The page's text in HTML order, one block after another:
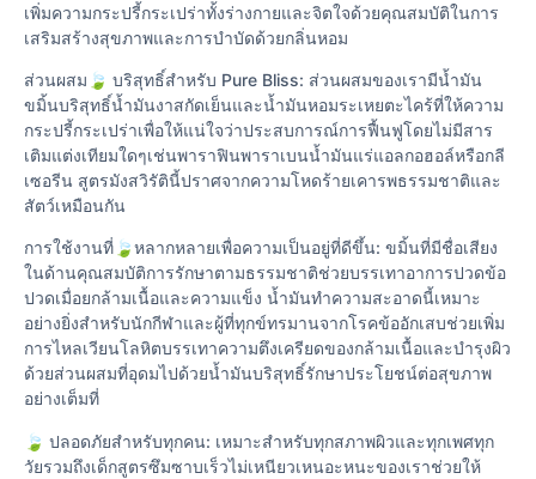
เพิ่มความกระปรี้กระเปร่าทั้งร่างกายและจิตใจด้วยคุณสมบัติในการ
เสริมสร้างสุขภาพและการบำบัดด้วยกลิ่นหอม
ส่วนผสม🍃 บริสุทธิ์สำหรับ Pure Bliss: ส่วนผสมของเรามีน้ำมัน
ขมิ้นบริสุทธิ์น้ำมันงาสกัดเย็นและน้ำมันหอมระเหยตะไคร้ที่ให้ความ
กระปรี้กระเปร่าเพื่อให้แน่ใจว่าประสบการณ์การฟื้นฟูโดยไม่มีสาร
เติมแต่งเทียมใดๆเช่นพาราฟินพาราเบนน้ำมันแร่แอลกอฮอล์หรือกลี
เซอรีน สูตรมังสวิรัตินี้ปราศจากความโหดร้ายเคารพธรรมชาติและ
สัตว์เหมือนกัน
การใช้งานที่🍃หลากหลายเพื่อความเป็นอยู่ที่ดีขึ้น: ขมิ้นที่มีชื่อเสียง
ในด้านคุณสมบัติการรักษาตามธรรมชาติช่วยบรรเทาอาการปวดข้อ
ปวดเมื่อยกล้ามเนื้อและความแข็ง น้ำมันทำความสะอาดนี้เหมาะ
อย่างยิ่งสำหรับนักกีฬาและผู้ที่ทุกข์ทรมานจากโรคข้ออักเสบช่วยเพิ่ม
การไหลเวียนโลหิตบรรเทาความตึงเครียดของกล้ามเนื้อและบำรุงผิว
ด้วยส่วนผสมที่อุดมไปด้วยน้ำมันบริสุทธิ์รักษาประโยชน์ต่อสุขภาพ
อย่างเต็มที่
🍃 ปลอดภัยสำหรับทุกคน: เหมาะสำหรับทุกสภาพผิวและทุกเพศทุก
วัยรวมถึงเด็กสูตรซึมซาบเร็วไม่เหนียวเหนอะหนะของเราช่วยให้